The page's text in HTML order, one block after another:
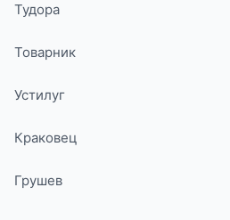
Тудора
Товарник
Устилуг
Краковец
Грушев